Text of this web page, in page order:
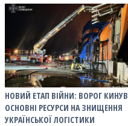
НОВИЙ ЕТАП ВІЙНИ: ВОРОГ КИНУВ
ОСНОВНІ РЕСУРСИ НА ЗНИЩЕННЯ
УКРАЇНСЬКОЇ ЛОГІСТИКИ